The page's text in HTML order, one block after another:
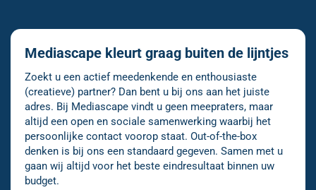
Mediascape kleurt graag buiten de lijntjes
Zoekt u een actief meedenkende en enthousiaste
(creatieve) partner? Dan bent u bij ons aan het juiste
adres. Bij Mediascape vindt u geen meepraters, maar
altijd een open en sociale samenwerking waarbij het
persoonlijke contact voorop staat. Out-of-the-box
denken is bij ons een standaard gegeven. Samen met u
gaan wij altijd voor het beste eindresultaat binnen uw
budget.